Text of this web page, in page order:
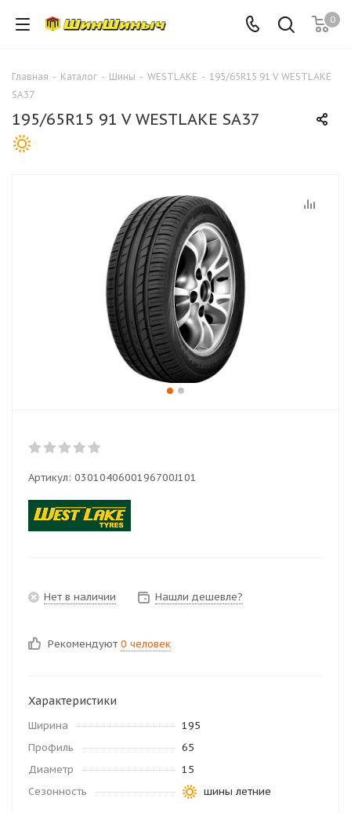
0
Главная - Каталог - Шины - WESTLAKE - 195/65R15 91 V WESTLAKE
SA37
195/65R15 91 V WESTLAKE SA37
Артикул: 0301040600196700J101
Нет в наличии Нашли дешевле?
Рекомендуют 0 человек
Характеристики
Ширина
195
Профиль
65
Диаметр
15
Сезонность
шины летние